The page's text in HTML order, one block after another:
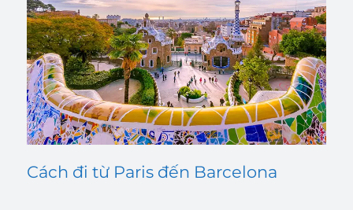
Cách đi từ Paris đến Barcelona